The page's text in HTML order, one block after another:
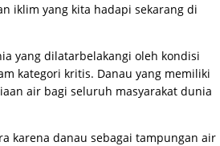
iklim yang kita hadapi sekarang di
yang dilatarbelakangi oleh kondisi
kategori kritis. Danau yang memiliki
air bagi seluruh masyarakat dunia
karena danau sebagai tampungan air